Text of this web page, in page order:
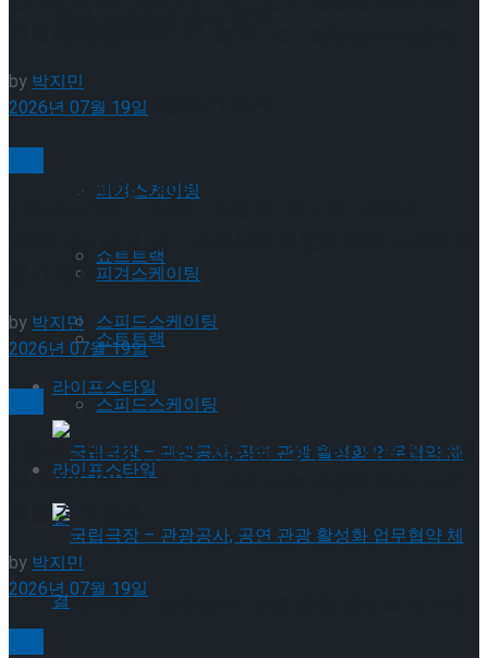
Trending Tags
피겨스케이팅
쇼트트랙
스피드스케이팅
라이프스타일
국립극장 – 관광공사, 공연 관광 활성화 업무협
프리 스케이팅 경기 결과
Trending Tags
피겨스케이팅
쇼트트랙
스피드스케이팅
라이프스타일
by박지민
2026년 07월 19일
[현장스케치] 이규리-전효은-김지유-박하영,
2026 ISU 피겨 JGP 파견선수 선발전 프리 스케이팅
경기 결과
by 박지민
2026년 07월 19일
[현장스케치] 김민송-문지원-정수빈-이효원-최진
아, 2026 ISU 피겨 JGP 파견선수 선발전 프리 스케
이팅 경기 결과
by박지민
2026년 07월 19일